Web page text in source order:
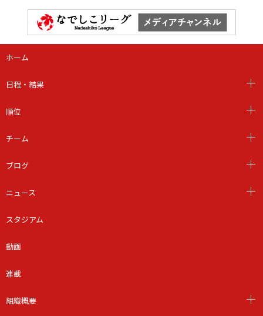
ホーム
日程・結果
順位
チーム
ブログ
ニュース
スタジアム
動画
連載
組織概要